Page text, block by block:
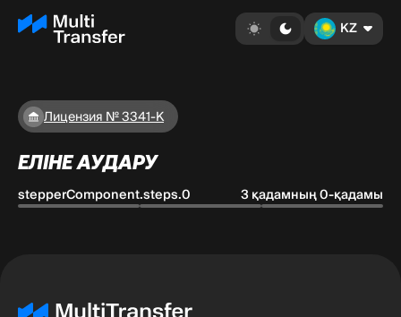
KZ
Лицензия № 3341-К
ЕЛІНЕ АУДАРУ
stepperComponent.steps.0 3 қадамның 0-қадамы